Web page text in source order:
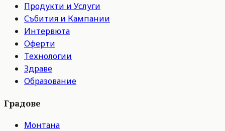
Продукти и Услуги
Събития и Кампании
Интервюта
Оферти
Технологии
Здраве
Образование
Градове
Монтана